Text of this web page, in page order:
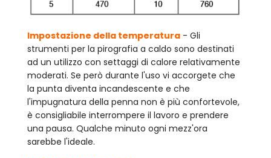
Impostazione della temperatura - Gli
strumenti per la pirografia a caldo sono destinati
ad un utilizzo con settaggi di calore relativamente
moderati. Se però durante l'uso vi accorgete che
la punta diventa incandescente e che
l'impugnatura della penna non è più confortevole,
è consigliabile interrompere il lavoro e prendere
una pausa. Qualche minuto ogni mezz'ora
sarebbe l'ideale.